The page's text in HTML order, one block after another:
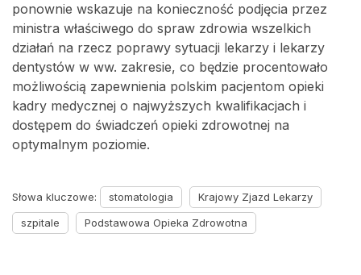
ponownie wskazuje na konieczność podjęcia przez
ministra właściwego do spraw zdrowia wszelkich
działań na rzecz poprawy sytuacji lekarzy i lekarzy
dentystów w ww. zakresie, co będzie procentowało
możliwością zapewnienia polskim pacjentom opieki
kadry medycznej o najwyższych kwalifikacjach i
dostępem do świadczeń opieki zdrowotnej na
optymalnym poziomie.
Słowa kluczowe: stomatologia
Krajowy Zjazd Lekarzy
szpitale
Podstawowa Opieka Zdrowotna